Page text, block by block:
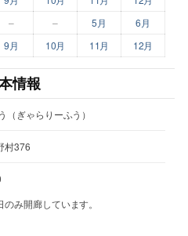
– – 5月
6月
9月 10月 11月 12月
情報
（ぎゃらりーふう）
村376
み開廊しています。